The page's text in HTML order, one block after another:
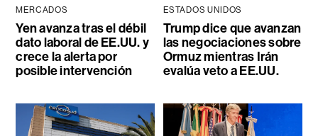
MERCADOS
Yen avanza tras el débil
dato laboral de EE.UU. y
crece la alerta por
posible intervención
ESTADOS UNIDOS
Trump dice que avanzan
las negociaciones sobre
Ormuz mientras Irán
evalúa veto a EE.UU.